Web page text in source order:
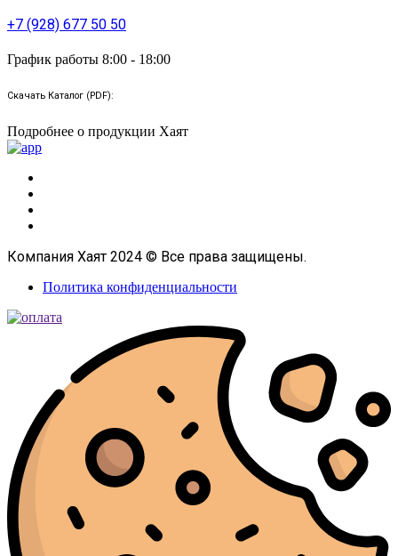
+7 (928) 677 50 50
График работы 8:00 - 18:00
Скачать Каталог (PDF):
Подробнее о продукции Хаят
Компания Хаят 2024 © Все права защищены.
Политика конфиденциальности